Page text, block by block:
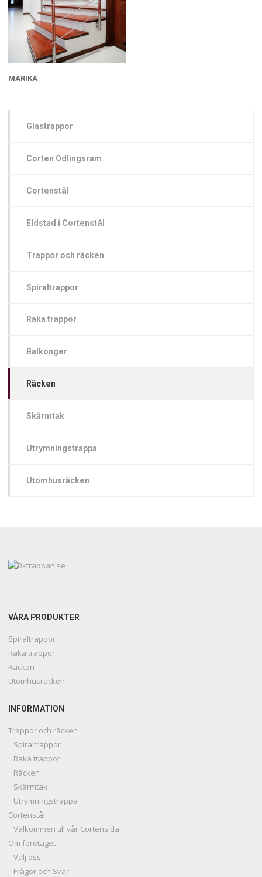
MARIKA
Glastrappor
Corten Odlingsram
Cortenstål
Eldstad i Cortenstål
Trappor och räcken
Spiraltrappor
Raka trappor
Balkonger
Räcken
Skärmtak
Utrymningstrappa
Utomhusräcken
VÅRA PRODUKTER
Spiraltrappor
Raka trappor
Räcken
Utomhusräcken
INFORMATION
Trappor och räcken
Spiraltrappor
Raka trappor
Räcken
Skärmtak
Utrymningstrappa
Cortenstål
Välkommen till vår Cortensida
Om företaget
Välj oss
Frågor och Svar